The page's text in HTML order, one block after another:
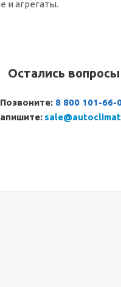
и агрегаты.
Остались вопросы
Позвоните: 8 800 101-66-